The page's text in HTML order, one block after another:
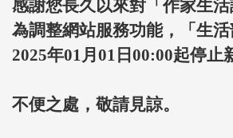
感謝您長久以來對「作家生活
為調整網站服務功能，「生
2025年01月01日00:00起停止
不便之處，敬請見諒。